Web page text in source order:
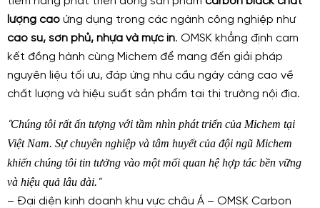
lượng cao ứng dụng trong các ngành công nghiệp như
cao su, sơn phủ, nhựa và mực in. OMSK khẳng định cam
kết đồng hành cùng Michem để mang đến giải pháp
nguyên liệu tối ưu, đáp ứng nhu cầu ngày càng cao về
chất lượng và hiệu suất sản phẩm tại thị trường nội địa.
"Chúng tôi rất ấn tượng với tầm nhìn phát triển của Michem tại
Việt Nam. Sự chuyên nghiệp và tâm huyết của đội ngũ Michem
khiến chúng tôi tin tưởng vào một mối quan hệ hợp tác bền vững
và hiệu quả lâu dài. "
– Đại diện kinh doanh khu vực châu Á – OMSK Carbon